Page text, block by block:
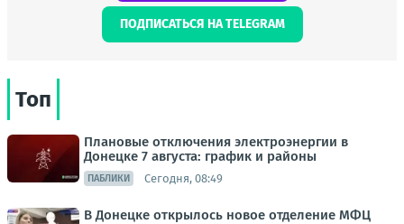
ПОДПИСАТЬСЯ НА TELEGRAM
Топ
Плановые отключения электроэнергии в
Донецке 7 августа: график и районы
ПАБЛИКИ Сегодня, 08:49
В Донецке открылось новое отделение МФЦ